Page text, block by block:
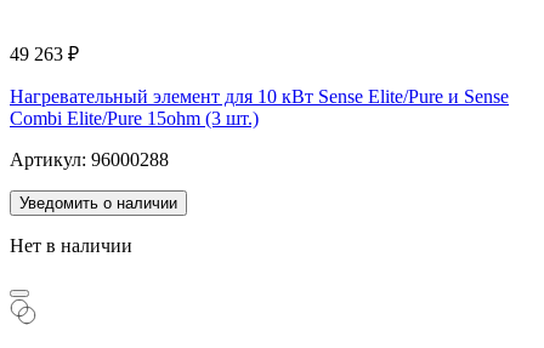
49 263 ₽
Нагревательный элемент для 10 кВт Sense Elite/Pure и Sense
Combi Elite/Pure 15ohm (3 шт.)
Артикул: 96000288
Уведомить о наличии
Нет в наличии